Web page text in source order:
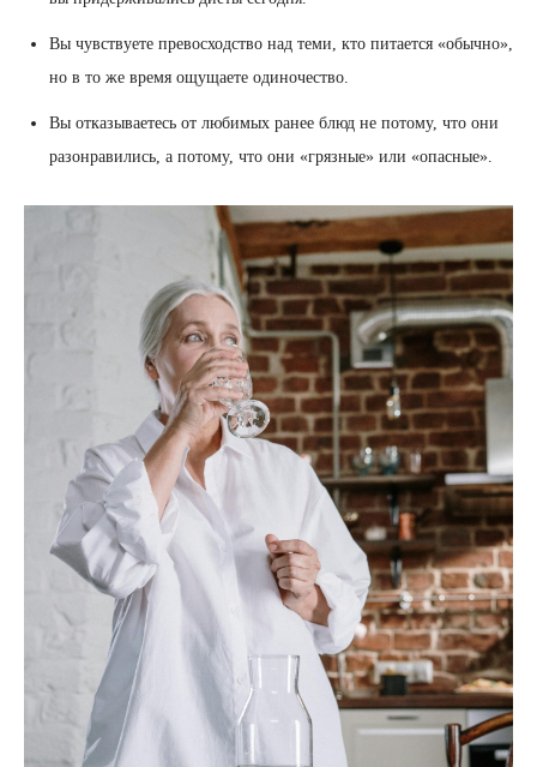
Вы чувствуете превосходство над теми, кто питается «обычно»,
но в то же время ощущаете одиночество.
Вы отказываетесь от любимых ранее блюд не потому, что они
разонравились, а потому, что они «грязные» или «опасные».